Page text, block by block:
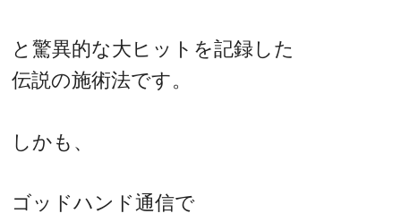
と驚異的な大ヒットを記録した
伝説の施術法です。
しかも、
ゴッドハンド通信で